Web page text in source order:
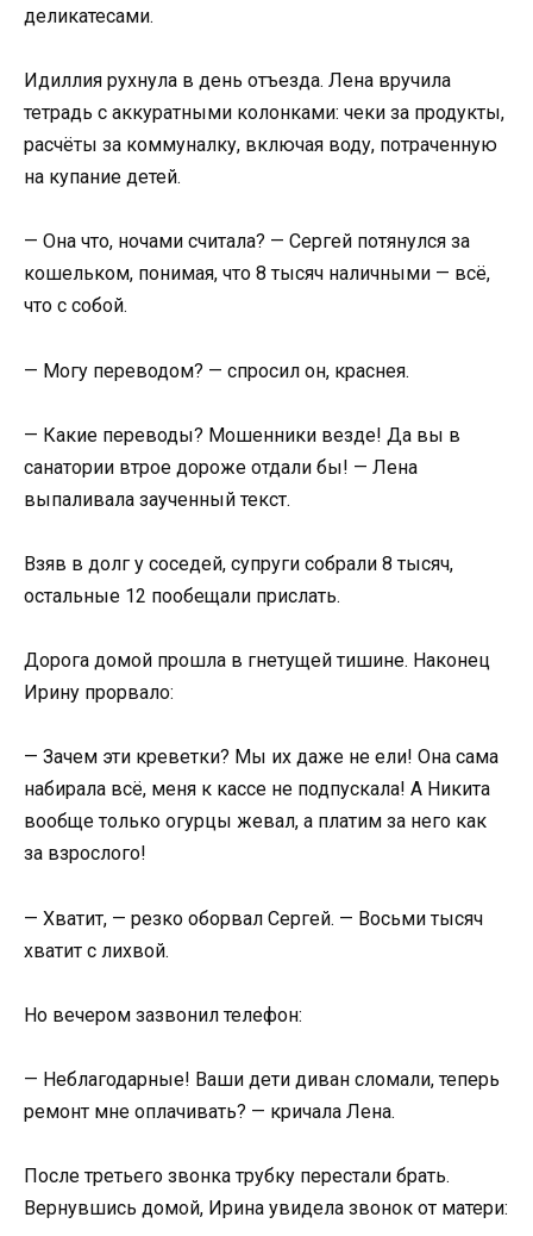
деликатесами.
Идиллия рухнула в день отъезда. Лена вручила
тетрадь с аккуратными колонками: чеки за продукты,
расчёты за коммуналку, включая воду, потраченную
на купание детей.
— Она что, ночами считала? — Сергей потянулся за
кошельком, понимая, что 8 тысяч наличными — всё,
что с собой.
— Могу переводом? — спросил он, краснея.
— Какие переводы? Мошенники везде! Да вы в
санатории втрое дороже отдали бы! — Лена
выпаливала заученный текст.
Взяв в долг у соседей, супруги собрали 8 тысяч,
остальные 12 пообещали прислать.
Дорога домой прошла в гнетущей тишине. Наконец
Ирину прорвало:
— Зачем эти креветки? Мы их даже не ели! Она сама
набирала всё, меня к кассе не подпускала! А Никита
вообще только огурцы жевал, а платим за него как
за взрослого!
— Хватит, — резко оборвал Сергей. — Восьми тысяч
хватит с лихвой.
Но вечером зазвонил телефон:
— Неблагодарные! Ваши дети диван сломали, теперь
ремонт мне оплачивать? — кричала Лена.
После третьего звонка трубку перестали брать.
Вернувшись домой, Ирина увидела звонок от матери: